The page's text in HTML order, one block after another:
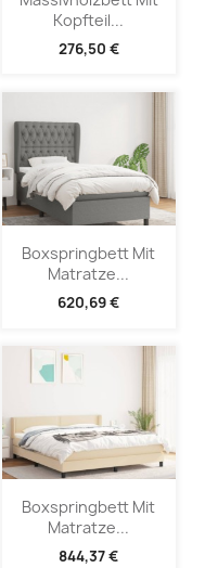
Kopfteil...
276,50 €
Boxspringbett Mit
Matratze...
620,69 €
Boxspringbett Mit
Matratze...
844,37 €